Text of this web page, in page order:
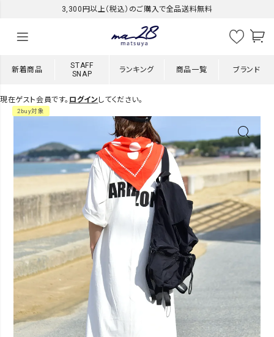
3,300円以上（税込）のご購入で全品送料無料
新着商品
STAFF
SNAP
ランキング 商品一覧 ブランド
現在ゲスト会員です。 ログインしてください。
2buy対象